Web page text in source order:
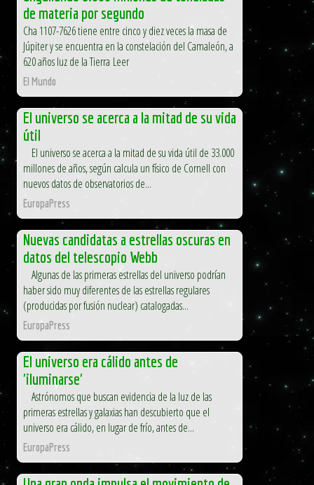
de materia por segundo
Cha 1107-7626 tiene entre cinco y diez veces la masa de
Júpiter y se encuentra en la constelación del Camaleón, a
620 años luz de la Tierra Leer
El Mundo
El universo se acerca a la mitad de su vida
útil
El universo se acerca a la mitad de su vida útil de 33.000
millones de años, según calcula un físico de Cornell con
nuevos datos de observatorios de...
EuropaPress
Nuevas candidatas a estrellas oscuras en
datos del telescopio Webb
Algunas de las primeras estrellas del universo podrían
haber sido muy diferentes de las estrellas regulares
(producidas por fusión nuclear) catalogadas...
EuropaPress
El universo era cálido antes de
'iluminarse'
Astrónomos que buscan evidencia de la luz de las
primeras estrellas y galaxias han descubierto que el
universo era cálido, en lugar de frío, antes de...
EuropaPress